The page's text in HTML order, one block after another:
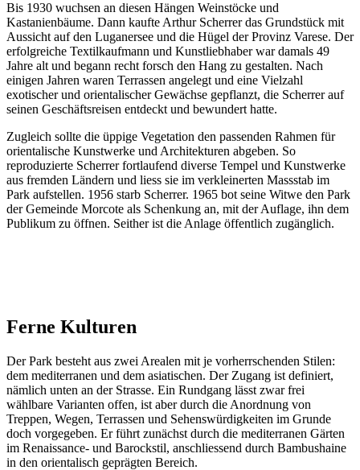
Bis 1930 wuchsen an diesen Hängen Weinstöcke und
Kastanienbäume. Dann kaufte Arthur Scherrer das Grundstück mit
Aussicht auf den Luganersee und die Hügel der Provinz Varese. Der
erfolgreiche Textilkaufmann und Kunstliebhaber war damals 49
Jahre alt und begann recht forsch den Hang zu gestalten. Nach
einigen Jahren waren Terrassen angelegt und eine Vielzahl
exotischer und orientalischer Gewächse gepflanzt, die Scherrer auf
seinen Geschäftsreisen entdeckt und bewundert hatte.
Zugleich sollte die üppige Vegetation den passenden Rahmen für
orientalische Kunstwerke und Architekturen abgeben. So
reproduzierte Scherrer fortlaufend diverse Tempel und Kunstwerke
aus fremden Ländern und liess sie im verkleinerten Massstab im
Park aufstellen. 1956 starb Scherrer. 1965 bot seine Witwe den Park
der Gemeinde Morcote als Schenkung an, mit der Auflage, ihn dem
Publikum zu öffnen. Seither ist die Anlage öffentlich zugänglich.
Ferne Kulturen
Der Park besteht aus zwei Arealen mit je vorherrschenden Stilen:
dem mediterranen und dem asiatischen. Der Zugang ist definiert,
nämlich unten an der Strasse. Ein Rundgang lässt zwar frei
wählbare Varianten offen, ist aber durch die Anordnung von
Treppen, Wegen, Terrassen und Sehenswürdigkeiten im Grunde
doch vorgegeben. Er führt zunächst durch die mediterranen Gärten
im Renaissance- und Barockstil, anschliessend durch Bambushaine
in den orientalisch geprägten Bereich.